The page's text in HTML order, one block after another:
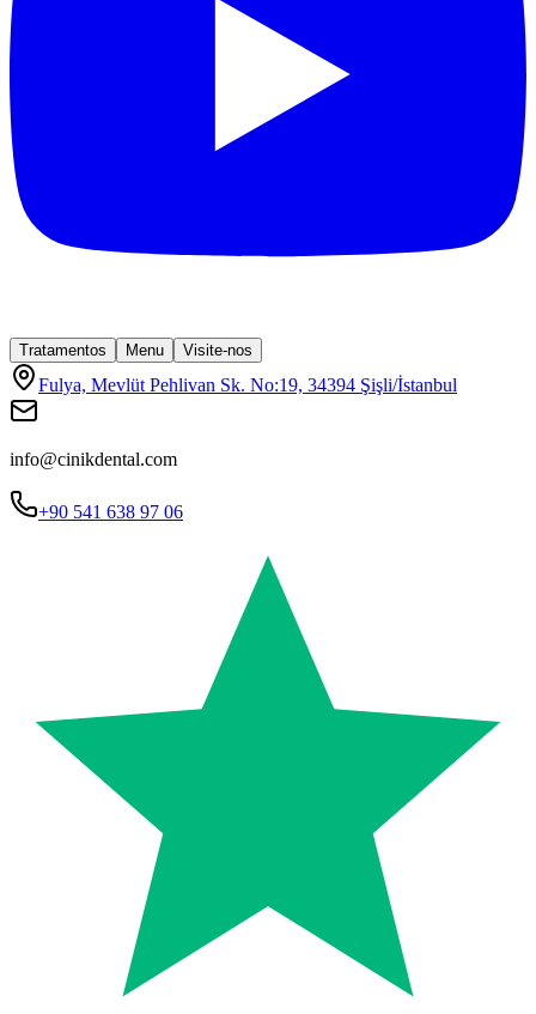
Tratamentos Menu Visite-nos
Fulya, Mevlüt Pehlivan Sk. No:19, 34394 Şişli/İstanbul
info@cinikdental.com
+90 541 638 97 06